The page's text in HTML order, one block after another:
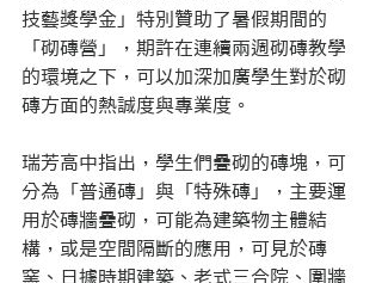
技藝獎學金」特別贊助了暑假期間的
「砌磚營」，期許在連續兩週砌磚教學
的環境之下，可以加深加廣學生對於砌
磚方面的熱誠度與專業度。
瑞芳高中指出，學生們疊砌的磚塊，可
分為「普通磚」與「特殊磚」，主要運
用於磚牆疊砌，可能為建築物主體結
構，或是空間隔斷的應用，可見於磚
窯、日據時期建築、老式三合院、圍牆